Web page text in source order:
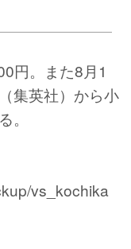
円。また8月1
集英社）から小
vs_kochika